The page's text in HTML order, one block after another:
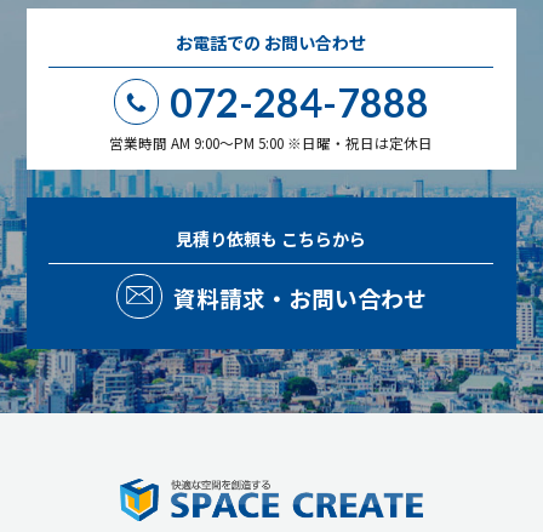
お電話での お問い合わせ
072-284-7888
営業時間 AM 9:00～PM 5:00 ※日曜・祝日は定休日
見積り依頼も こちらから
資料請求・お問い合わせ